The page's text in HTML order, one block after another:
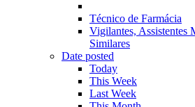
Técnico de Farmácia
Vigilantes, Assistentes
Similares
Date posted
Today
This Week
Last Week